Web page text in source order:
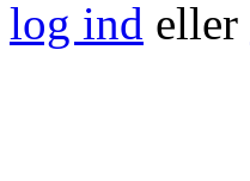
log ind eller